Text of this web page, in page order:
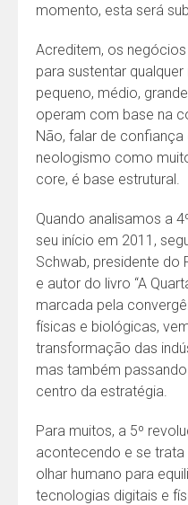
momento, esta será
Acreditem, os
para sustentar
pequeno, médio,
operam com base na
Não, falar de
neologismo como
core, é base estrutural.
Quando analisamos a
seu início em 2011,
Schwab, presidente do
e autor do livro “A
marcada pela
físicas e biológicas,
transformação das
mas também
centro da estratégia.
Para muitos, a 5º
acontecendo e se
olhar humano para
tecnologias digitais e